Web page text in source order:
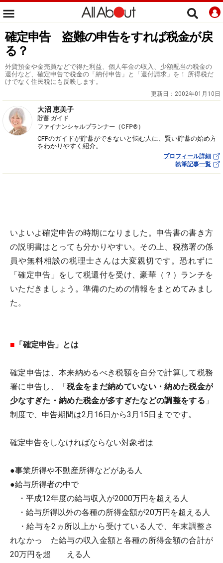
確定申告 盗難の申告をすれば税金が戻
る？
外貨預金や金売買などで得た利益、個人年金の収入、少額配当の税金の
還付など、確定申告で税金の「納付申告」と「還付請求」を！ 所得税だ
けでなく住民税にも反映します。
更新日： 2002年01月10日
大沼 恵美子
貯蓄 ガイド
ファイナンシャルプランナー（CFP®）
CFPのガイドが貯蓄ができないと悩む人に、賢い貯蓄の始め方
をわかりやすく紹介。
プロフィール詳細
執筆記事一覧
いよいよ確定申告の時期になりました。申告書の書き方
の説明書はとっても分かりやすい。その上、税務署の係
員や無料相談の税理士さんは大変親切です。恐れずに
「確定申告」をして税還付を受け、豪華（？）ランチを
いただきましょう。準備のための情報をまとめてみまし
た。
■ 「確定申告」とは
確定申告は、本来納めるべき税額を自分で計算して税務
署に申告し、「税金をまだ納めていない・納めた税金が
少なすぎた・納めた税金が多すぎたなどの調整をする 」
制度で、申告期間は2月16日から3月15日までです。
確定申告をしなければならない対象者は
●事業所得や不動産所得などがある人
●給与所得者の中で
・平成12年度の給与収入が2000万円を超える人
・給与所得以外の各種の所得金額が20万円を超える人
・給与を2ヵ所以上から受けている人で、年末調整さ
れなかっ た給与の収入金額と各種の所得金額の合計が
20万円を超 える人